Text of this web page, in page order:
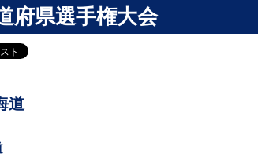
府県選手権大会
道